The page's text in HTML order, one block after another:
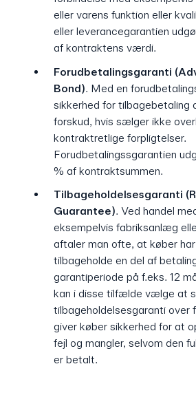
eller varens funktion eller
eller leverancegarantien
af kontraktens værdi.
Forudbetalingsgaranti
Bond). Med en
sikkerhed for tilbagebetaling
forskud, hvis sælger ikke
kontraktretlige forpligtelser.
Forudbetalingssgarantien
% af kontraktsummen.
Tilbageholdelsesgaranti
Guarantee). Ved handel
eksempelvis fabriksanlæg
aftaler man ofte, at køber
tilbageholde en del af
garantiperiode på f.eks. 12
kan i disse tilfælde vælge at
tilbageholdelsesgaranti over
giver køber sikkerhed for at
fejl og mangler, selvom den
er betalt.